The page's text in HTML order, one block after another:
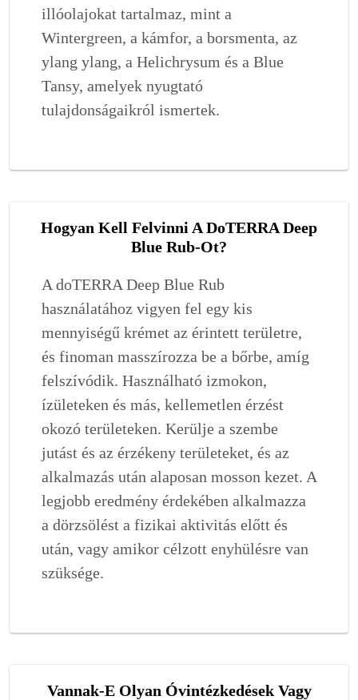
illóolajokat tartalmaz, mint a
Wintergreen, a kámfor, a borsmenta, az
ylang ylang, a Helichrysum és a Blue
Tansy, amelyek nyugtató
tulajdonságaikról ismertek.
Hogyan Kell Felvinni A DoTERRA Deep
Blue Rub-Ot?
A doTERRA Deep Blue Rub
használatához vigyen fel egy kis
mennyiségű krémet az érintett területre,
és finoman masszírozza be a bőrbe, amíg
felszívódik. Használható izmokon,
ízületeken és más, kellemetlen érzést
okozó területeken. Kerülje a szembe
jutást és az érzékeny területeket, és az
alkalmazás után alaposan mosson kezet. A
legjobb eredmény érdekében alkalmazza
a dörzsölést a fizikai aktivitás előtt és
után, vagy amikor célzott enyhülésre van
szüksége.
Vannak-E Olyan Óvintézkedések Vagy